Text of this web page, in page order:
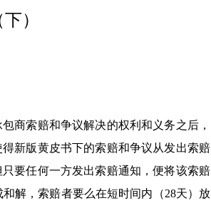
）
商索赔和争议解决的权利和义务之后，
新版黄皮书下的索赔和争议从发出索赔
要任何一方发出索赔通知，便将该索赔
解，索赔者要么在短时间内（28天）放